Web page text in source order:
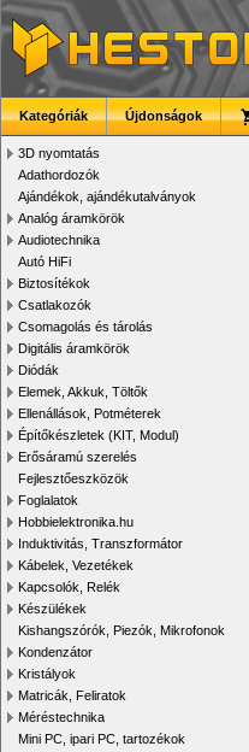
Kategóriák Újdonságok
3D nyomtatás
Adathordozók
Ajándékok, ajándékutalványok
Analóg áramkörök
Audiotechnika
Autó HiFi
Biztosítékok
Csatlakozók
Csomagolás és tárolás
Digitális áramkörök
Diódák
Elemek, Akkuk, Töltők
Ellenállások, Potméterek
Építőkészletek (KIT, Modul)
Erősáramú szerelés
Fejlesztőeszközök
Foglalatok
Hobbielektronika.hu
Induktivitás, Transzformátor
Kábelek, Vezetékek
Kapcsolók, Relék
Készülékek
Kishangszórók, Piezók, Mikrofonok
Kondenzátor
Kristályok
Matricák, Feliratok
Méréstechnika
Mini PC, ipari PC, tartozékok